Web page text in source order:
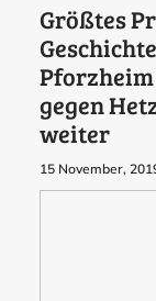
Größtes
gegen
weiter
15 November,